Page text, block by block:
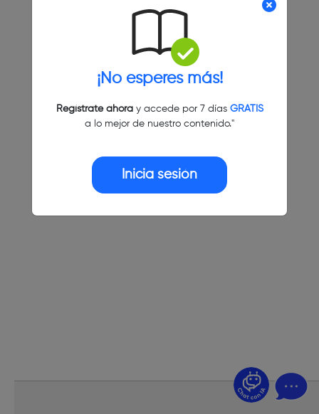
¡No esperes más!
Regístrate ahoray accede por 7 días GRATIS
a lo mejor de nuestro contenido."
Inicia sesión